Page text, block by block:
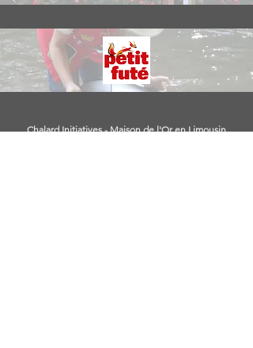
Chalard Initiatives - Maison de l'Or en Limousin